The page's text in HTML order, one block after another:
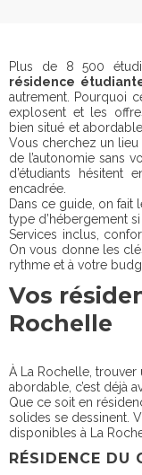
Plus de 8 500
résidence
autrement. Pourquoi
explosent et les
bien situé et
Vous cherchez un
de l’autonomie sans
d’étudiants hésitent
encadrée.
Dans ce guide, on fait
type d’hébergement
Services inclus,
On vous donne les
rythme et à votre
Vos
Rochelle
À La Rochelle,
abordable, c’est déjà
Que ce soit en
solides se dessinent.
disponibles à La
RÉSIDENCE DU